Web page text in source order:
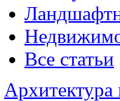
Все статьи
Архитектура